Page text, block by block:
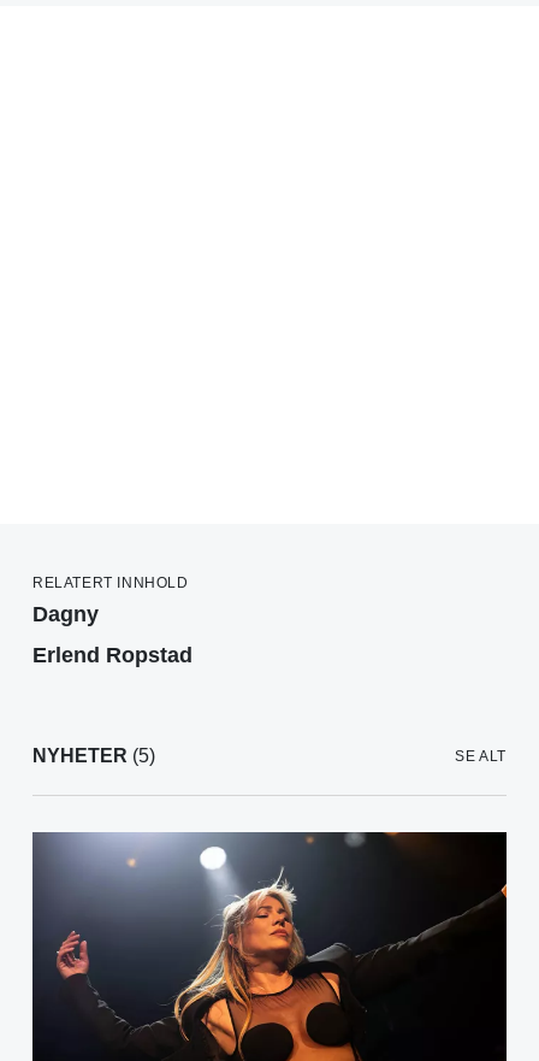
RELATERT INNHOLD
Dagny
Erlend Ropstad
NYHETER (5) SE ALT